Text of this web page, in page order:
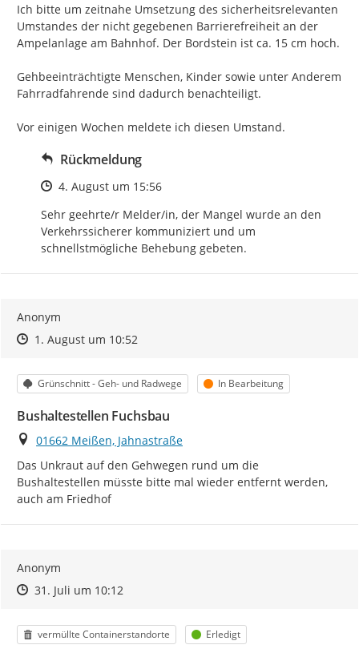
Ich bitte um zeitnahe Umsetzung des sicherheitsrelevanten
Umstandes der nicht gegebenen Barrierefreiheit an der
Ampelanlage am Bahnhof. Der Bordstein ist ca. 15 cm hoch.
Gehbeeinträchtigte Menschen, Kinder sowie unter Anderem
Fahrradfahrende sind dadurch benachteiligt.
Vor einigen Wochen meldete ich diesen Umstand.
Rückmeldung
Zeitpunkt des Erstellens
4. August um 15:56
Sehr geehrte/r Melder/in, der Mangel wurde an den
Verkehrssicherer kommuniziert und um
schnellstmögliche Behebung gebeten.
Anonym
Zeitpunkt des Erstellens
Zeitpunkt des Erstellens
1. August um 10:52Zur Äußerung
Kategorie
Grünschnitt - Geh- und Radwege Status
In Bearbeitung
Bushaltestellen Fuchsbau
Ort
01662 Meißen, Jahnastraße
Das Unkraut auf den Gehwegen rund um die
Bushaltestellen müsste bitte mal wieder entfernt werden,
auch am Friedhof
Anonym
Zeitpunkt des Erstellens
Zeitpunkt des Erstellens
31. Juli um 10:12Zur Äußerung
Kategorie
vermüllte Containerstandorte Status
Erledigt